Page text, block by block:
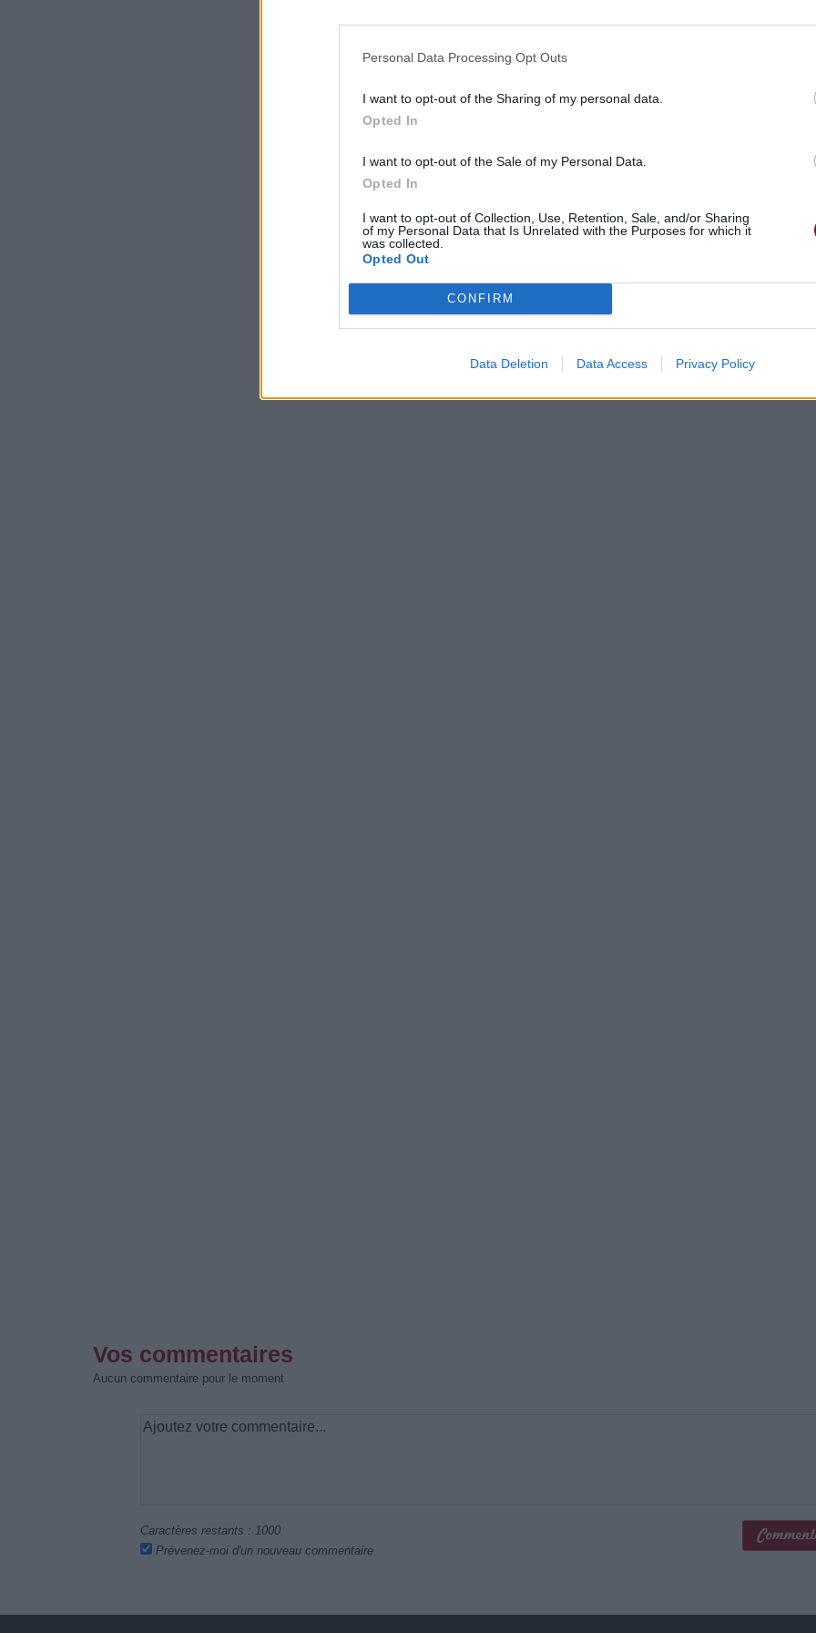
Personal Data Processing Opt Outs
I want to opt-out of the Sharing of my personal data.
Opted In
I want to opt-out of the Sale of my Personal Data.
Opted In
I want to opt-out of Collection, Use, Retention, Sale, and/or Sharing
of my Personal Data that Is Unrelated with the Purposes for which it
was collected.
Opted Out
CONFIRM
Data Deletion Data Access Privacy Policy
Vos commentaires
Aucun commentaire pour le moment
Caractères restants : 1000
Prévenez-moi d'un nouveau commentaire